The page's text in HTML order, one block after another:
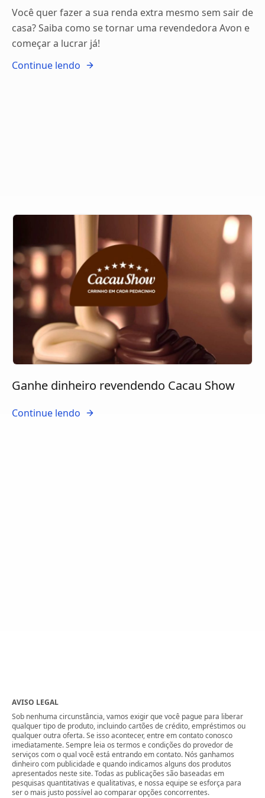
Você quer fazer a sua renda extra mesmo sem sair de
casa? Saiba como se tornar uma revendedora Avon e
começar a lucrar já!
Continue lendo
Ganhe dinheiro revendendo Cacau Show
Continue lendo
AVISO LEGAL
Sob nenhuma circunstância, vamos exigir que você pague para liberar
qualquer tipo de produto, incluindo cartões de crédito, empréstimos ou
qualquer outra oferta. Se isso acontecer, entre em contato conosco
imediatamente. Sempre leia os termos e condições do provedor de
serviços com o qual você está entrando em contato. Nós ganhamos
dinheiro com publicidade e quando indicamos alguns dos produtos
apresentados neste site. Todas as publicações são baseadas em
pesquisas quantitativas e qualitativas, e nossa equipe se esforça para
ser o mais justo possível ao comparar opções concorrentes.